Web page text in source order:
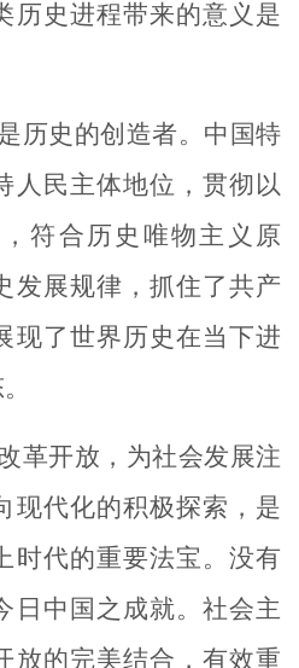
历史进程带来的意义是
史的创造者。中国特
人民主体地位，贯彻以
符合历史唯物主义原
发展规律，抓住了共产
现了世界历史在当下进
开放，为社会发展注
现代化的积极探索，是
时代的重要法宝。没有
日中国之成就。社会主
放的完美结合，有效重